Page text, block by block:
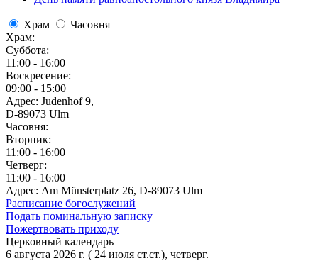
Храм
Часовня
Храм:
Суббота:
11:00 - 16:00
Воскресение:
09:00 - 15:00
Адрес: Judenhof 9,
D-89073 Ulm
Часовня:
Вторник:
11:00 - 16:00
Четверг:
11:00 - 16:00
Адрес: Am Münsterplatz 26, D-89073 Ulm
Расписание богослужений
Подать поминальную записку
Пожертвовать приходу
Церковный календарь
6 августа 2026 г. ( 24 июля ст.ст.), четверг.